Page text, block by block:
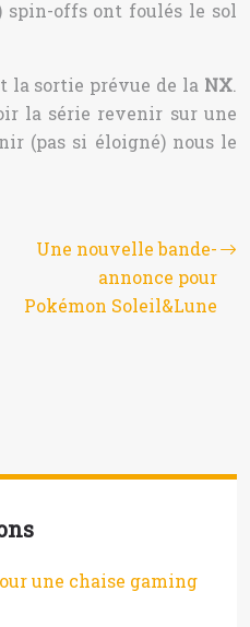
spin-offs ont foulés le sol
la sortie prévue de la NX.
la série revenir sur une
(pas si éloigné) nous le
Une nouvelle bande-
annonce pour
Pokémon Soleil&Lune
une chaise gaming